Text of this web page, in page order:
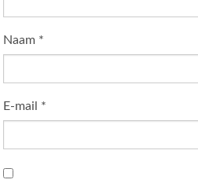
Naam *
E-mail *